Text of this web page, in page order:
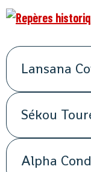
Lansana
Sékou
Alpha